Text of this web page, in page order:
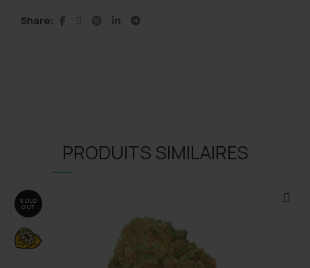
Share
PRODUITS SIMILAIRES
SOLD
OUT